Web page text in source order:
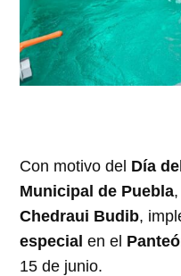
Con motivo del Día
Municipal de Puebla
Chedraui Budib,
especial en el
15 de junio.